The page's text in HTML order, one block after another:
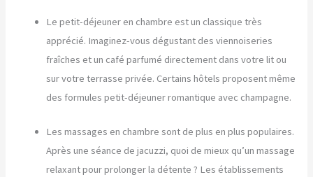
Le petit-déjeuner en chambre est un classique très
apprécié. Imaginez-vous dégustant des viennoiseries
fraîches et un café parfumé directement dans votre lit ou
sur votre terrasse privée. Certains hôtels proposent même
des formules petit-déjeuner romantique avec champagne.
Les massages en chambre sont de plus en plus populaires.
Après une séance de jacuzzi, quoi de mieux qu’un massage
relaxant pour prolonger la détente ? Les établissements